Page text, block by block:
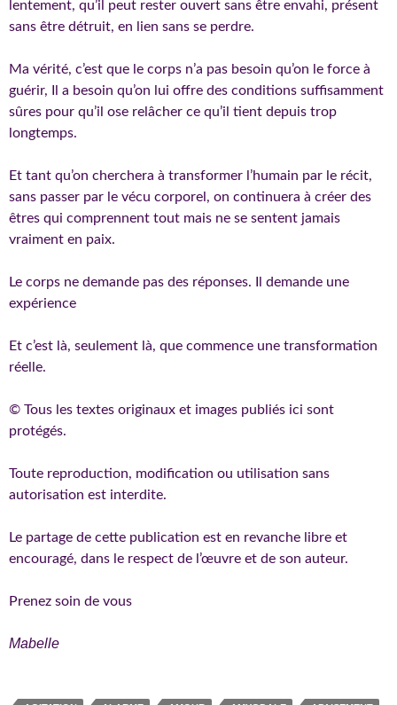
lentement, qu’il peut rester ouvert sans être envahi, présent
sans être détruit, en lien sans se perdre.
Ma vérité, c’est que le corps n’a pas besoin qu’on le force à
guérir, Il a besoin qu’on lui offre des conditions suffisamment
sûres pour qu’il ose relâcher ce qu’il tient depuis trop
longtemps.
Et tant qu’on cherchera à transformer l’humain par le récit,
sans passer par le vécu corporel, on continuera à créer des
êtres qui comprennent tout mais ne se sentent jamais
vraiment en paix.
Le corps ne demande pas des réponses. Il demande une
expérience
Et c’est là, seulement là, que commence une transformation
réelle.
© Tous les textes originaux et images publiés ici sont
protégés.
Toute reproduction, modification ou utilisation sans
autorisation est interdite.
Le partage de cette publication est en revanche libre et
encouragé, dans le respect de l’œuvre et de son auteur.
Prenez soin de vous
Mabelle